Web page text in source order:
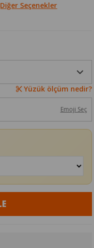
Diğer Seçenekler
Yüzük ölçüm nedir?
Emoji Seç